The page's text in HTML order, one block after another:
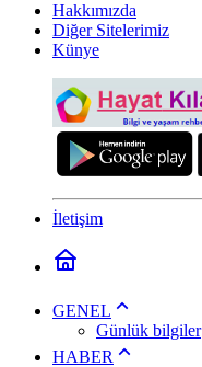
Hakkımızda
Diğer Sitelerimiz
Künye
İletişim
GENEL
Günlük bilgiler
HABER